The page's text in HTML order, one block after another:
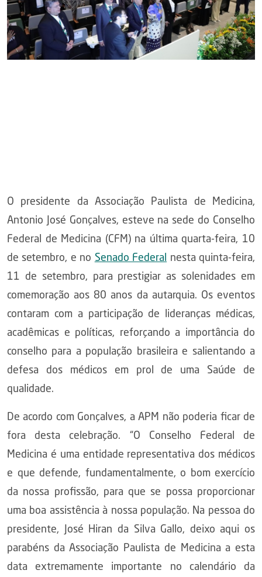
O presidente da Associação Paulista de Medicina,
Antonio José Gonçalves, esteve na sede do Conselho
Federal de Medicina (CFM) na última quarta-feira, 10
de setembro, e no Senado Federal
nesta quinta-feira,
11 de setembro, para prestigiar as solenidades em
comemoração aos 80 anos da autarquia. Os eventos
contaram com a participação de lideranças médicas,
acadêmicas e políticas, reforçando a importância do
conselho para a população brasileira e salientando a
defesa dos médicos em prol de uma Saúde de
qualidade.
De acordo com Gonçalves, a APM não poderia ficar de
fora desta celebração. “O Conselho Federal de
Medicina é uma entidade representativa dos médicos
e que defende, fundamentalmente, o bom exercício
da nossa profissão, para que se possa proporcionar
uma boa assistência à nossa população. Na pessoa do
presidente, José Hiran da Silva Gallo, deixo aqui os
parabéns da Associação Paulista de Medicina a esta
data extremamente importante no calendário da